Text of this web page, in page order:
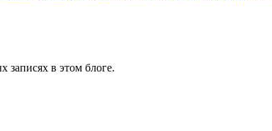
записях в этом блоге.